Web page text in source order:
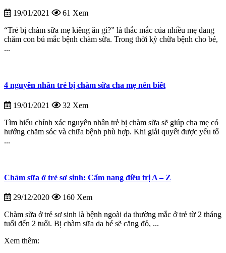
19/01/2021 61 Xem
“Trẻ bị chàm sữa mẹ kiêng ăn gì?” là thắc mắc của nhiều mẹ đang
chăm con bú mắc bệnh chàm sữa. Trong thời kỳ chữa bệnh cho bé,
...
4 nguyên nhân trẻ bị chàm sữa cha mẹ nên biết
19/01/2021 32 Xem
Tìm hiểu chính xác nguyên nhân trẻ bị chàm sữa sẽ giúp cha mẹ có
hướng chăm sóc và chữa bệnh phù hợp. Khi giải quyết được yếu tố
...
Chàm sữa ở trẻ sơ sinh: Cẩm nang điều trị A – Z
29/12/2020 160 Xem
Chàm sữa ở trẻ sơ sinh là bệnh ngoài da thường mắc ở trẻ từ 2 tháng
tuổi đến 2 tuổi. Bị chàm sữa da bé sẽ căng đỏ, ...
Xem thêm: